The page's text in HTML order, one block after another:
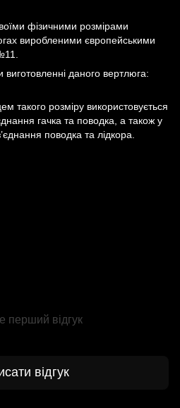
фізичними розмірами
виробленими європейськими
виготовленні даного вертлюга:
такого розміру використовується
гачка та поводка, а також у
поводка та лідкора.
перший відгук
відгук